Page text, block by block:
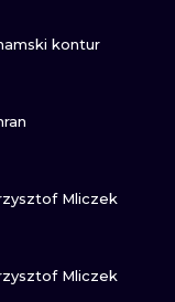
kontur
Mliczek
Mliczek